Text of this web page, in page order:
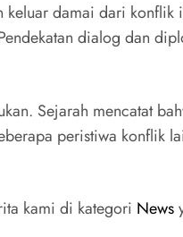
damai dari konflik
dialog dan
Sejarah mencatat
peristiwa konflik
kami di kategori News